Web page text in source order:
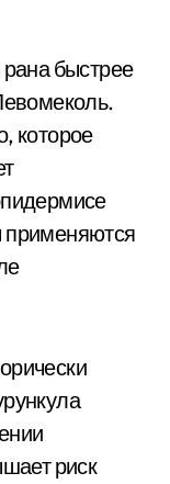
быстрее
которое
риск